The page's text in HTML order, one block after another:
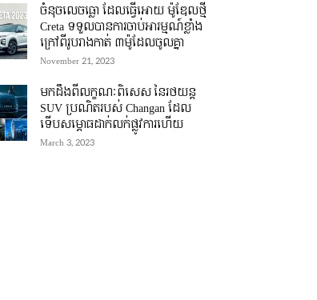
ចំនុចលេចធ្លោ ដែលធ្វើអោយ ម៉ូឌែលថ្មី
Creta ទទួលបានការចាប់អារម្មណ៍ខ្លាំង
ក្រៅពីរូបរាងកាត់ ៣ម៉ូដែលចូលគ្នា
November 21, 2023
មកដឹងពីលក្ខណៈពិសេស នៃរថយន្ត
SUV ប្រណិតរបស់ Changan ដែល
ទើបសម្ភោធដាក់លក់ផ្លូវការហើយ
March 3, 2023